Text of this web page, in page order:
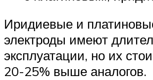
Иридиевые и
электроды имеют
эксплуатации, но их
20-25% выше аналогов.